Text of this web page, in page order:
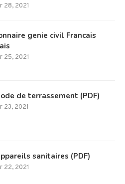
28, 2021
genie civil Francais
25, 2021
de terrassement (PDF)
23, 2021
sanitaires (PDF)
22, 2021